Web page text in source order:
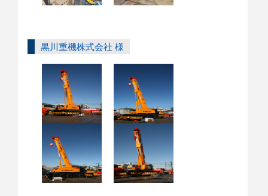
黒川重機株式会社 様